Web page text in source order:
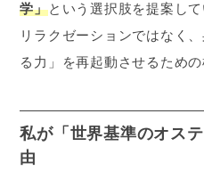
学」という選択肢を提案し
リラクゼーションではなく
る力」を再起動させるため
私が「世界基準のオス
由